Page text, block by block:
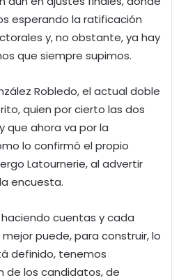
esperando la ratificación
y, no obstante, ya hay
que siempre supimos.
Robledo, el actual doble
quien por cierto las dos
que ahora va por la
lo confirmó el propio
Latournerie, al advertir
encuesta.
cuentas y cada
puede, para construir, lo
definido, tenemos
de los candidatos, de